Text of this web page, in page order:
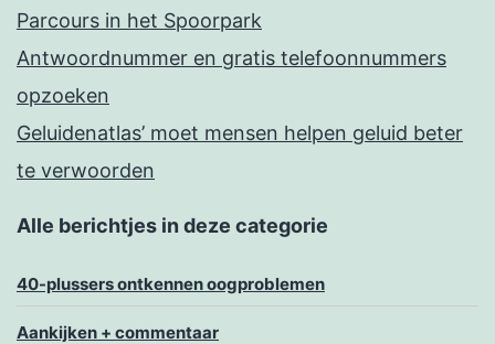
Parcours in het Spoorpark
Antwoordnummer en gratis telefoonnummers
opzoeken
Geluidenatlas’ moet mensen helpen geluid beter
te verwoorden
Alle berichtjes in deze categorie
40-plussers ontkennen oogproblemen
Aankijken + commentaar